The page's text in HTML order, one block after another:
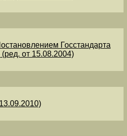
Госстандарта
от 15.08.2004)